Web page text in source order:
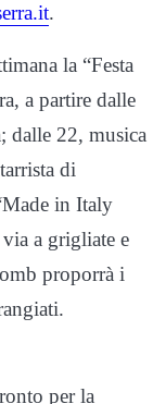
.
la “Festa
a partire dalle
dalle 22, musica
di
in Italy
a grigliate e
proporrà i
per la